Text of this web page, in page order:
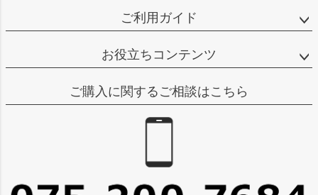
ご利用ガイド
お役立ちコンテンツ
ご購入に関するご相談はこちら